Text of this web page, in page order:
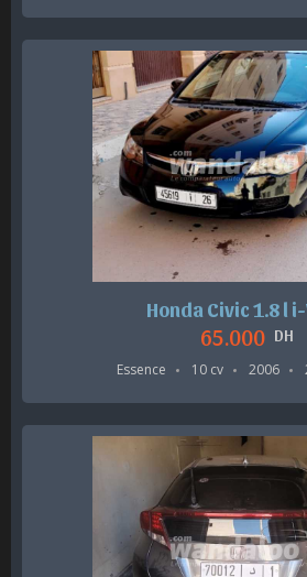
Honda Civic 1.8 l i-
65.000 DH
Essence 10 cv 2006